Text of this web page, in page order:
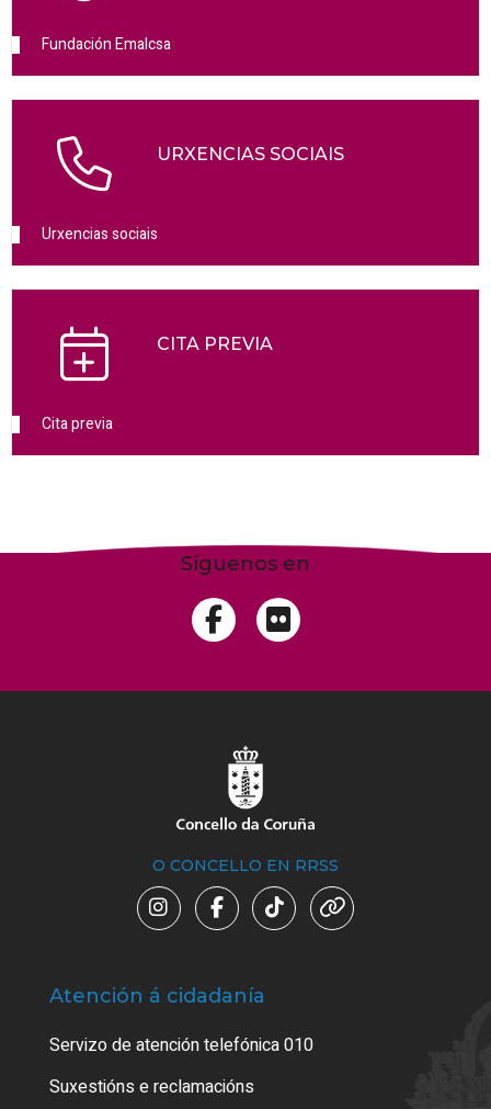
Fundación Emalcsa
URXENCIAS SOCIAIS
Urxencias sociais
CITA PREVIA
Cita previa
Síguenos en
O CONCELLO EN RRSS
Atención á cidadanía
Servizo de atención telefónica 010
Suxestións e reclamacións